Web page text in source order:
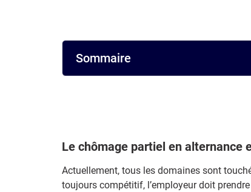
Sommaire
Le chômage partiel en alternance
Actuellement, tous les domaines sont
toujours compétitif, l’employeur doit